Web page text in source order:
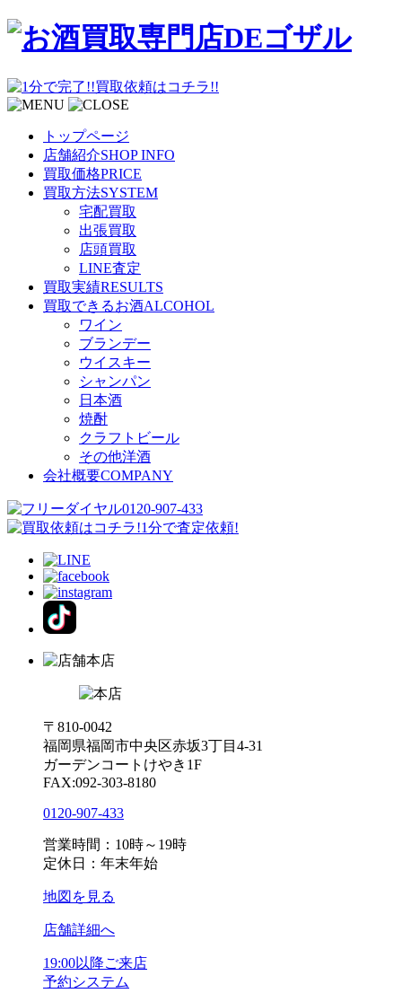
トップページ
店舗紹介SHOP INFO
買取価格PRICE
買取方法SYSTEM
宅配買取
出張買取
店頭買取
LINE査定
買取実績RESULTS
買取できるお酒ALCOHOL
ワイン
ブランデー
ウイスキー
シャンパン
日本酒
焼酎
クラフトビール
その他洋酒
会社概要COMPANY
本店
〒810-0042
福岡県福岡市中央区赤坂3丁目4-31
ガーデンコートけやき1F
FAX:092-303-8180
0120-907-433
営業時間：10時～19時
定休日：年末年始
地図を見る
店舗詳細へ
19:00以降ご来店
予約システム